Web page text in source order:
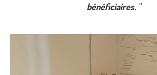
bénéficiaires. "